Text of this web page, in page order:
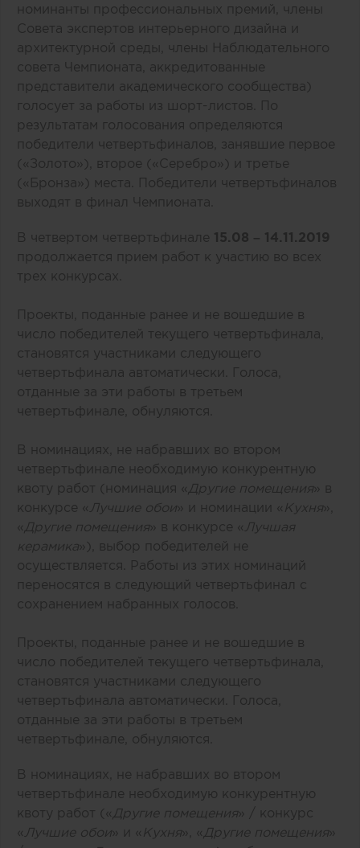
номинанты профессиональных премий, члены
Совета экспертов интерьерного дизайна и
архитектурной среды, члены Наблюдательного
совета Чемпионата, аккредитованные
представители академического сообщества)
голосует за работы из шорт-листов. По
результатам голосования определяются
победители четвертьфиналов, занявшие первое
(«Золото»), второе («Серебро») и третье
(«Бронза») места. Победители четвертьфиналов
выходят в финал Чемпионата.
В четвертом четвертьфинале 15.08 – 14.11.2019
продолжается прием работ к участию во всех
трех конкурсах.
Проекты, поданные ранее и не вошедшие в
число победителей текущего четвертьфинала,
становятся участниками следующего
четвертьфинала автоматически. Голоса,
отданные за эти работы в третьем
четвертьфинале, обнуляются.
В номинациях, не набравших во втором
четвертьфинале необходимую конкурентную
квоту работ (номинация « Другие помещения» в
конкурсе « Лучшие обои» и номинации « Кухня»,
« Другие помещения» в конкурсе « Лучшая
керамика»), выбор победителей не
осуществляется. Работы из этих номинаций
переносятся в следующий четвертьфинал с
сохранением набранных голосов.
Проекты, поданные ранее и не вошедшие в
число победителей текущего четвертьфинала,
становятся участниками следующего
четвертьфинала автоматически. Голоса,
отданные за эти работы в третьем
четвертьфинале, обнуляются.
В номинациях, не набравших во втором
четвертьфинале необходимую конкурентную
квоту работ (« Другие помещения» / конкурс
« Лучшие обои» и « Кухня», « Другие помещения»